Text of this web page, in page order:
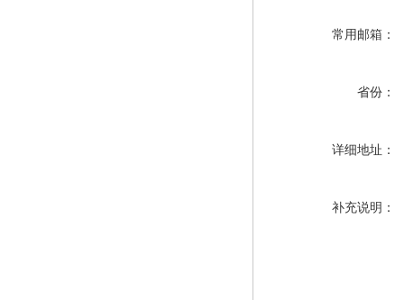
常用邮箱：
省份：
详细地址：
补充说明：